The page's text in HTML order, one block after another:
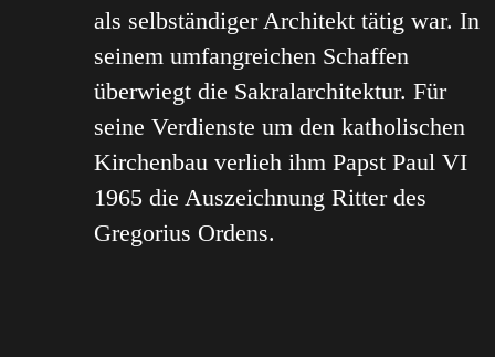
als selbständiger Architekt tätig war. In
seinem umfangreichen Schaffen
überwiegt die Sakralarchitektur. Für
seine Verdienste um den katholischen
Kirchenbau verlieh ihm Papst Paul VI
1965 die Auszeichnung Ritter des
Gregorius Ordens.